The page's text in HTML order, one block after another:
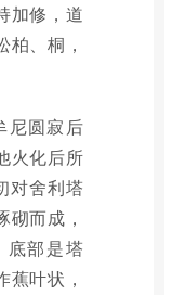
加修，道
柏、桐，
尼圆寂后
火化后所
对舍利塔
砌而成，
底部是塔
蕉叶状，